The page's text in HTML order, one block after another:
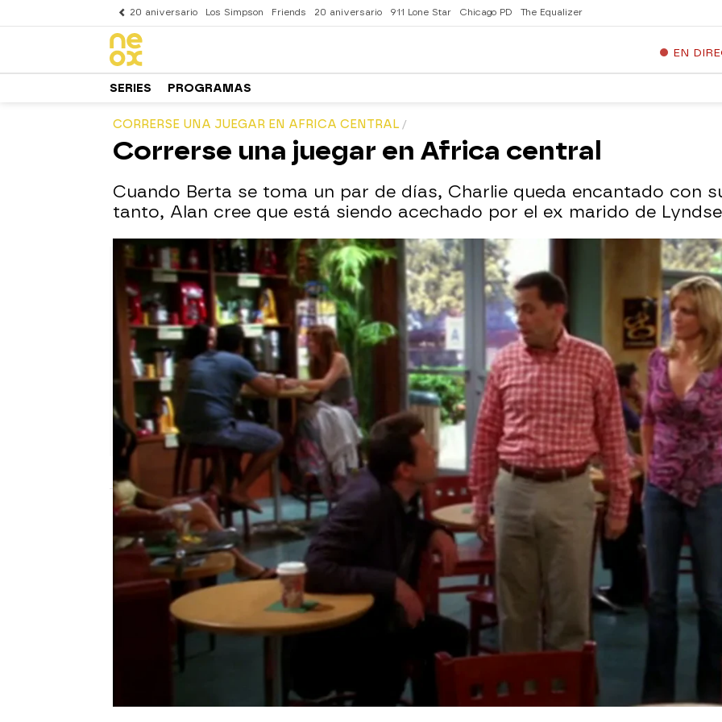
20 aniversario Los Simpson Friends 20 aniversario 911 Lone Star Chicago PD The Equalizer
EN
SERIES PROGRAMAS
CORRERSE UNA JUEGAR EN AFRICA CENTRAL
Correrse una juegar en Africa central
Cuando Berta se toma un par de días, Charlie queda encantado con
tanto, Alan cree que está siendo acechado por el ex marido de
neox
Publicado:04 de noviembre de 2015, 17:51
Whatsapp
Facebook
Cuando Berta se toma un par de días, Charlie queda
encantado con su reemplazo. Mientras tanto, Alan cree que
está siendo acechado por el ex marido de Lyndsey.